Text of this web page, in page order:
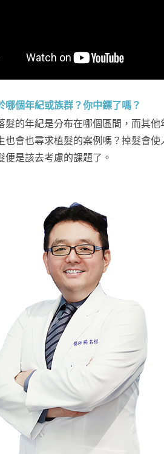
哪個年紀或族群？你中鏢了嗎？
髮的年紀是分布在哪個區間，而其
也會也尋求植髮的案例嗎？掉髮會
便是該去考慮的課題了。